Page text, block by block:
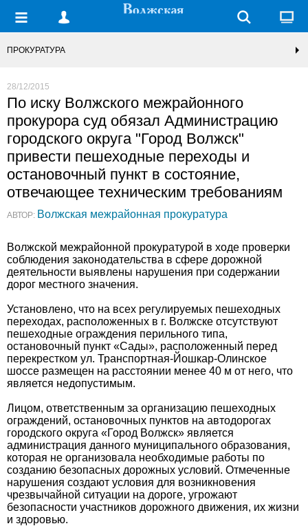
ПРОКУРАТУРА
28/12/2015
По иску Волжского межрайонного
прокурора суд обязал Администрацию
городского округа "Город Волжск"
привести пешеходные переходы и
остановочный пункт в состояние,
отвечающее техническим требованиям
АВТОР: Волжская межрайонная прокуратура
Волжской межрайонной прокуратурой в ходе проверки
соблюдения законодательства в сфере дорожной
деятельности выявлены нарушения при содержании
дорог местного значения.
Установлено, что на всех регулируемых пешеходных
переходах, расположенных в г. Волжске отсутствуют
пешеходные ограждения перильного типа,
остановочный пункт «Сады», расположенный перед
перекрестком ул. Транспортная-Йошкар-Олинское
шоссе размещен на расстоянии менее 40 м от него, что
является недопустимым.
Лицом, ответственным за организацию пешеходных
ограждений, остановочных пунктов на автодорогах
городского округа «Город Волжск» является
администрация данного муниципального образования,
которая не организовала необходимые работы по
созданию безопасных дорожных условий. Отмеченные
нарушения создают условия для возникновения
чрезвычайной ситуации на дороге, угрожают
безопасности участников дорожного движения, их жизни
и здоровью.